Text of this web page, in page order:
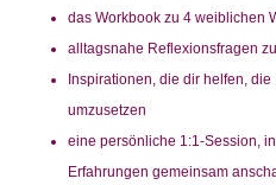
das Workbook zu 4 weiblichen
alltagsnahe Reflexionsfragen
Inspirationen, die dir helfen,
umzusetzen
eine persönliche 1:1-Session,
Erfahrungen gemeinsam